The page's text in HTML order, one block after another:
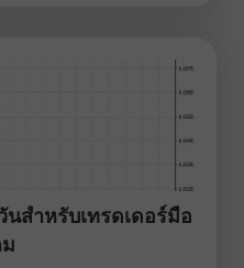
นสำหรับเทรดเดอร์มือ